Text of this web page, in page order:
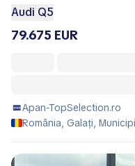
Audi Q5
79.675 EUR
Apan-TopSelection.ro
România, Galați,